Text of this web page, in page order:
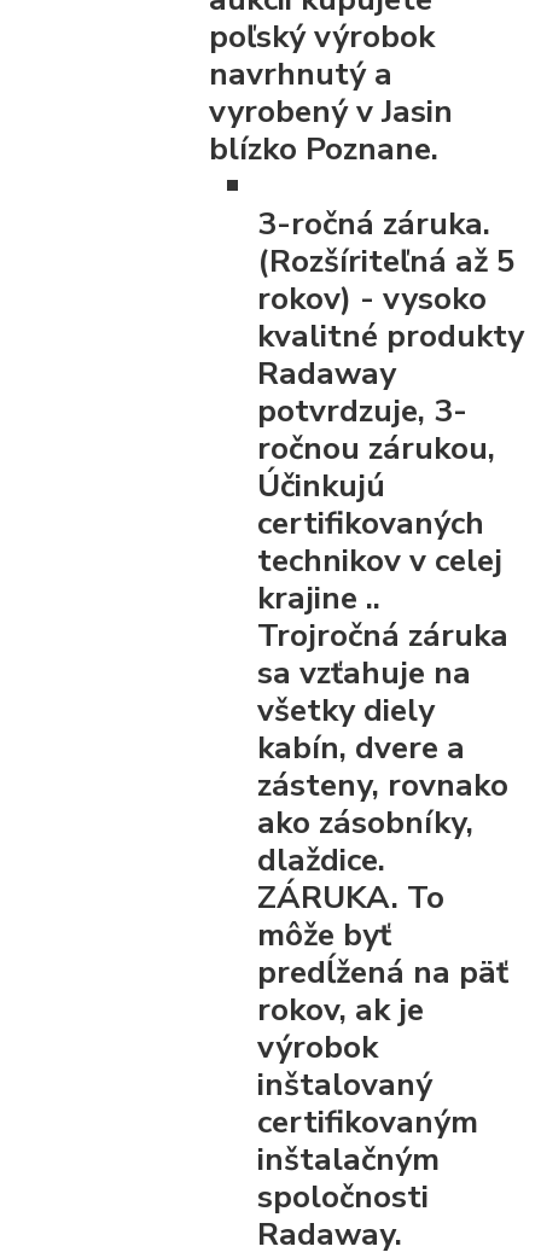
poľský výrobok
navrhnutý a
vyrobený v Jasin
blízko Poznane.
3-ročná záruka.
(Rozšíriteľná až 5
rokov) - vysoko
kvalitné produkty
Radaway
potvrdzuje, 3-
ročnou zárukou,
Účinkujú
certifikovaných
technikov v celej
krajine ..
Trojročná záruka
sa vzťahuje na
všetky diely
kabín, dvere a
zásteny, rovnako
ako zásobníky,
dlaždice.
ZÁRUKA. To
môže byť
predĺžená na päť
rokov, ak je
výrobok
inštalovaný
certifikovaným
inštalačným
spoločnosti
Radaway.